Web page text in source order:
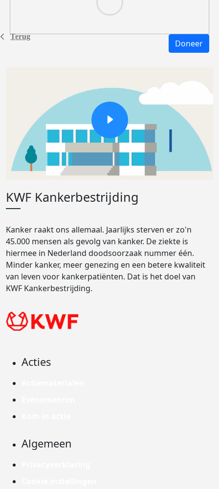
Terug
Doneer
KWF Kankerbestrijding
Kanker raakt ons allemaal. Jaarlijks sterven er zo'n
45.000 mensen als gevolg van kanker. De ziekte is
hiermee in Nederland doodsoorzaak nummer één.
Minder kanker, meer genezing en een betere kwaliteit
van leven voor kankerpatiënten. Dat is het doel van
KWF Kankerbestrijding.
Acties
Algemeen